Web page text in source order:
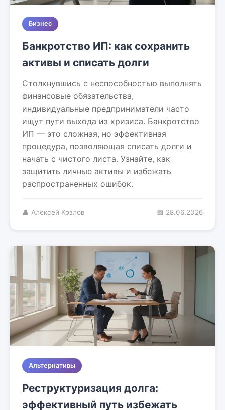
Бизнес
Банкротство ИП: как сохранить
активы и списать долги
Столкнувшись с неспособностью выполнять
финансовые обязательства,
индивидуальные предприниматели часто
ищут пути выхода из кризиса. Банкротство
ИП — это сложная, но эффективная
процедура, позволяющая списать долги и
начать с чистого листа. Узнайте, как
защитить личные активы и избежать
распространенных ошибок.
👤 Алексей Козлов 📅 28.06.2026
Альтернативы
Реструктуризация долга:
эффективный путь избежать